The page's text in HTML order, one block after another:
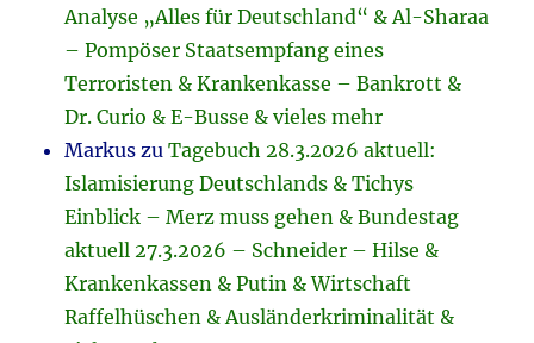
Analyse „Alles für Deutschland“ & Al-Sharaa
– Pompöser Staatsempfang eines
Terroristen & Krankenkasse – Bankrott &
Dr. Curio & E-Busse & vieles mehr
Markus zuTagebuch 28.3.2026 aktuell:
Islamisierung Deutschlands & Tichys
Einblick – Merz muss gehen & Bundestag
aktuell 27.3.2026 – Schneider – Hilse &
Krankenkassen & Putin & Wirtschaft
Raffelhüschen & Ausländerkriminalität &